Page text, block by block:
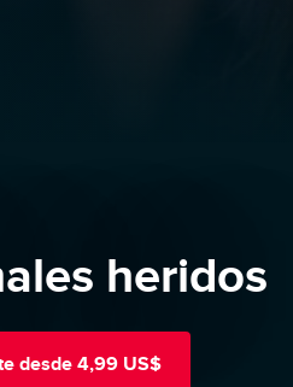
heridos
desde 4,99 US$